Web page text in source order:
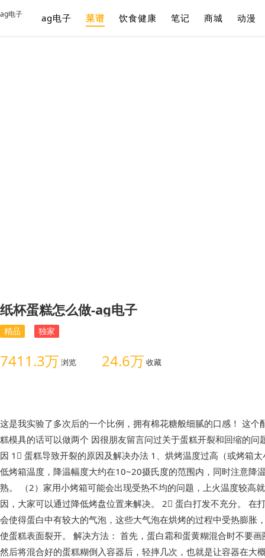
ag电子 ag电子 菜谱 饮食健康 笔记 商城 动漫
纸杯蛋糕怎么做-ag电子
精品 独家
7411.3万 浏览 24.6万 收藏
这是我实验了多次后的一个比例，拥有棉花糖般细腻的口感！ 这
糕模具的话可以做两个 因很朋友留言问过关于蛋糕开裂和回缩的
因 1⃣️ 蛋糕导致开裂的原因及解决办法 1、烘烤温度过高（或烤箱
低烤箱温度，降温幅度大约在10~20摄氏度的范围内，同时注意降
熟。 （2）家用小烤箱可能会出现受热不均的问题，上火温度较高
因，大家可以通过降低烤盘位置来解决。 2⃣️ 蛋白打发不充分。 在
会使得蛋白中有较大的气泡，这些大气泡在烘烤的过程中受热膨胀
使蛋糕表面裂开。 解决方法： 首先，蛋白霜和蛋黄糊混合时不要
然后将混合好的蛋糕糊倒入容器后，轻摔几次，也就是让容器在大